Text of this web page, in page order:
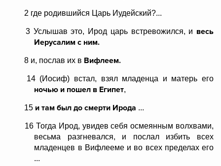
2 где родившийся Царь Иудейский?...
3 Услышав это, Ирод царь встревожился, и весь
Иерусалим с ним.
8 и, послав их в Вифлеем.
14 (Иосиф) встал, взял младенца и матерь его
ночью и пошел в Египет,
15 и там был до смерти Ирода ...
16 Тогда Ирод, увидев себя осмеянным волхвами,
весьма разгневался, и послал избить всех
младенцев в Вифлееме и во всех пределах его
...